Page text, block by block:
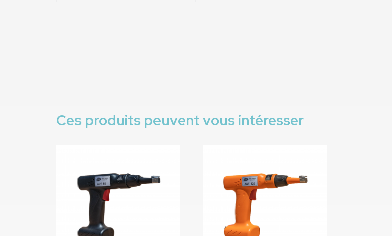
Ces produits peuvent vous intéresser